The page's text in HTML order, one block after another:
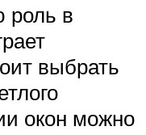
роль в
выбрать
окон можно